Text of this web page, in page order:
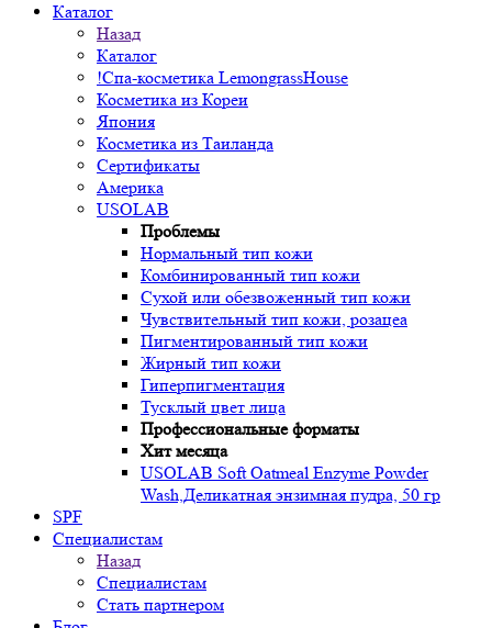
Каталог
Назад
Каталог
!Спа-косметика LemongrassHouse
Косметика из Кореи
Япония
Косметика из Таиланда
Сертификаты
Америка
USOLAB
Проблемы
Нормальный тип кожи
Комбинированный тип кожи
Сухой или обезвоженный тип кожи
Чувствительный тип кожи, розацеа
Пигментированный тип кожи
Жирный тип кожи
Гиперпигментация
Тусклый цвет лица
Профессиональные форматы
Хит месяца
USOLAB Soft Oatmeal Enzyme Powder
Wash,Деликатная энзимная пудра, 50 гр
SPF
Специалистам
Назад
Специалистам
Стать партнером